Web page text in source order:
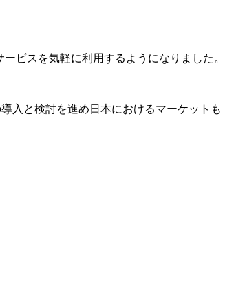
ビスを気軽に利用するようになりました。
入と検討を進め日本におけるマーケットも